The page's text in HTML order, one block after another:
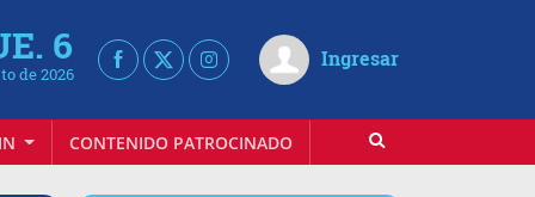
6
de 2026
Ingresar
CONTENIDO PATROCINADO